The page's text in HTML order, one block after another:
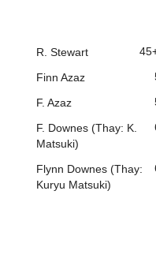
R. Stewart
Finn Azaz
F. Azaz
F. Downes (Thay: K.
Matsuki)
Flynn Downes (Thay:
Kuryu Matsuki)